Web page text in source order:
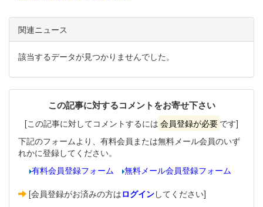
関連ニュース
該当するデータが見つかりませんでした。
この記事に対するコメントをお寄せ下さい
[この記事に対してコメントするには 会員登録が必要 です]
下記のフォームより、有料会員または無料メール会員のいず
れかに登録してください。
有料会員登録フォーム
無料メール会員登録フォーム
[会員登録がお済みの方はログインしてください]